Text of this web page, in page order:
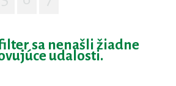
sa nenašli žiadne
udalosti.